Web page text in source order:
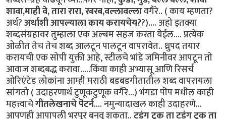
शावा,माही वे, तारा रारा, रबरब,वल्लावल्लावगैरे.. ( काय म्हणता?
अर्थ?अर्थाशी आपल्याला काय करायचेय??).... अहो इतक्या
शब्दसंग्रहावर तुम्हाला एक अल्बम सहज करता येईल.... प्रत्येक
ओळीत तेच तेच शब्द आलटून पालटून वापरावेत.. ध्रुपद तयार
करायची एक सोपी युक्ती आहे, स्टीलचे भांडे जमिनीवर आपटून तो
आवाज शब्दबद्ध करावा.....किंवा काही अभ्यासू आणि रिसर्च
ओरिएंटेड लोकांना आम्ही मराठी बडबडगीतातील शब्द वापरायला
सांगतो ( उदाहरणार्थ टुणूकटुणूक वगैरे...) भंगडा पॊप मधील काही
महत्त्वाचेगीतलेखनाचे पॆटर्न.... नमुन्यादाखल काही उदाहरणे...
आपणही आपापली भरपूर बनवू शकता..टडंग टूक ता टडंग टूक ता